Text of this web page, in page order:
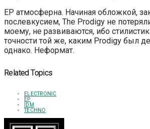
EP атмосферна. Начиная обложкой,
послевкусием, The Prodigy не
моему, не развиваются, ибо
точности той же, каким Prodigy был
однако. Неформат.
Related Topics
ELECTRONIC
EP
IDM
TECHNO